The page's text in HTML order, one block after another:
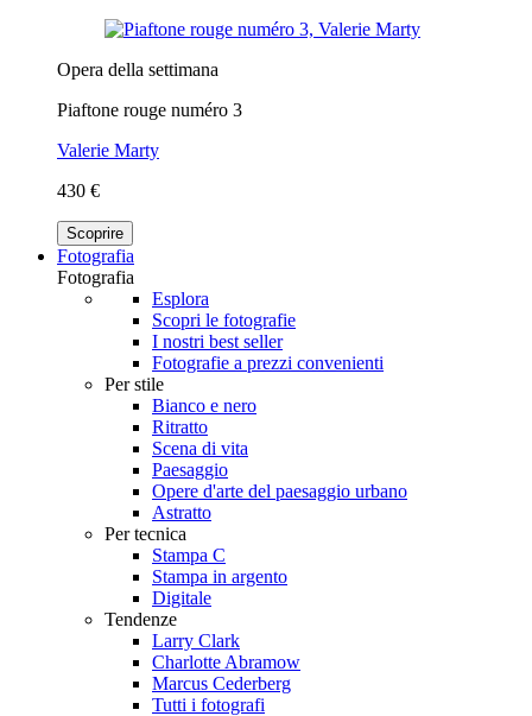
Opera della settimana
Piaftone rouge numéro 3
Valerie Marty
430 €
Scoprire
Fotografia
Fotografia
Esplora
Scopri le fotografie
I nostri best seller
Fotografie a prezzi convenienti
Per stile
Bianco e nero
Ritratto
Scena di vita
Paesaggio
Opere d'arte del paesaggio urbano
Astratto
Per tecnica
Stampa C
Stampa in argento
Digitale
Tendenze
Larry Clark
Charlotte Abramow
Marcus Cederberg
Tutti i fotografi